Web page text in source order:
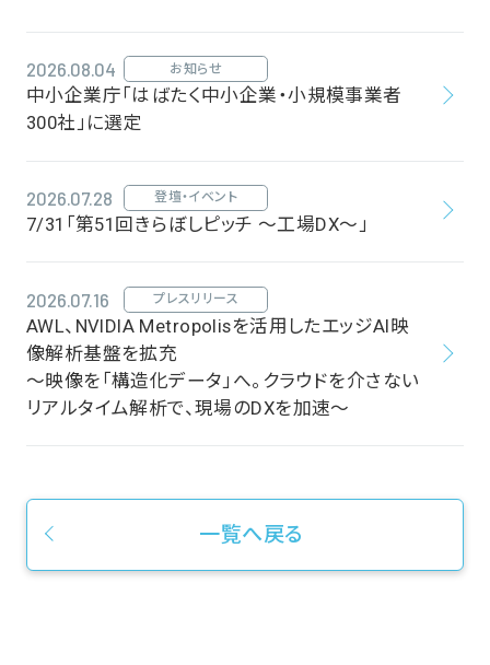
2026.08.04 お知らせ
中小企業庁「はばたく中小企業・小規模事業者
300社」に選定
2026.07.28 登壇・イベント
7/31「第51回きらぼしピッチ ～工場DX～」
2026.07.16 プレスリリース
AWL、NVIDIA Metropolisを活用したエッジAI映
像解析基盤を拡充
～映像を「構造化データ」へ。クラウドを介さない
リアルタイム解析で、現場のDXを加速～
一覧へ戻る